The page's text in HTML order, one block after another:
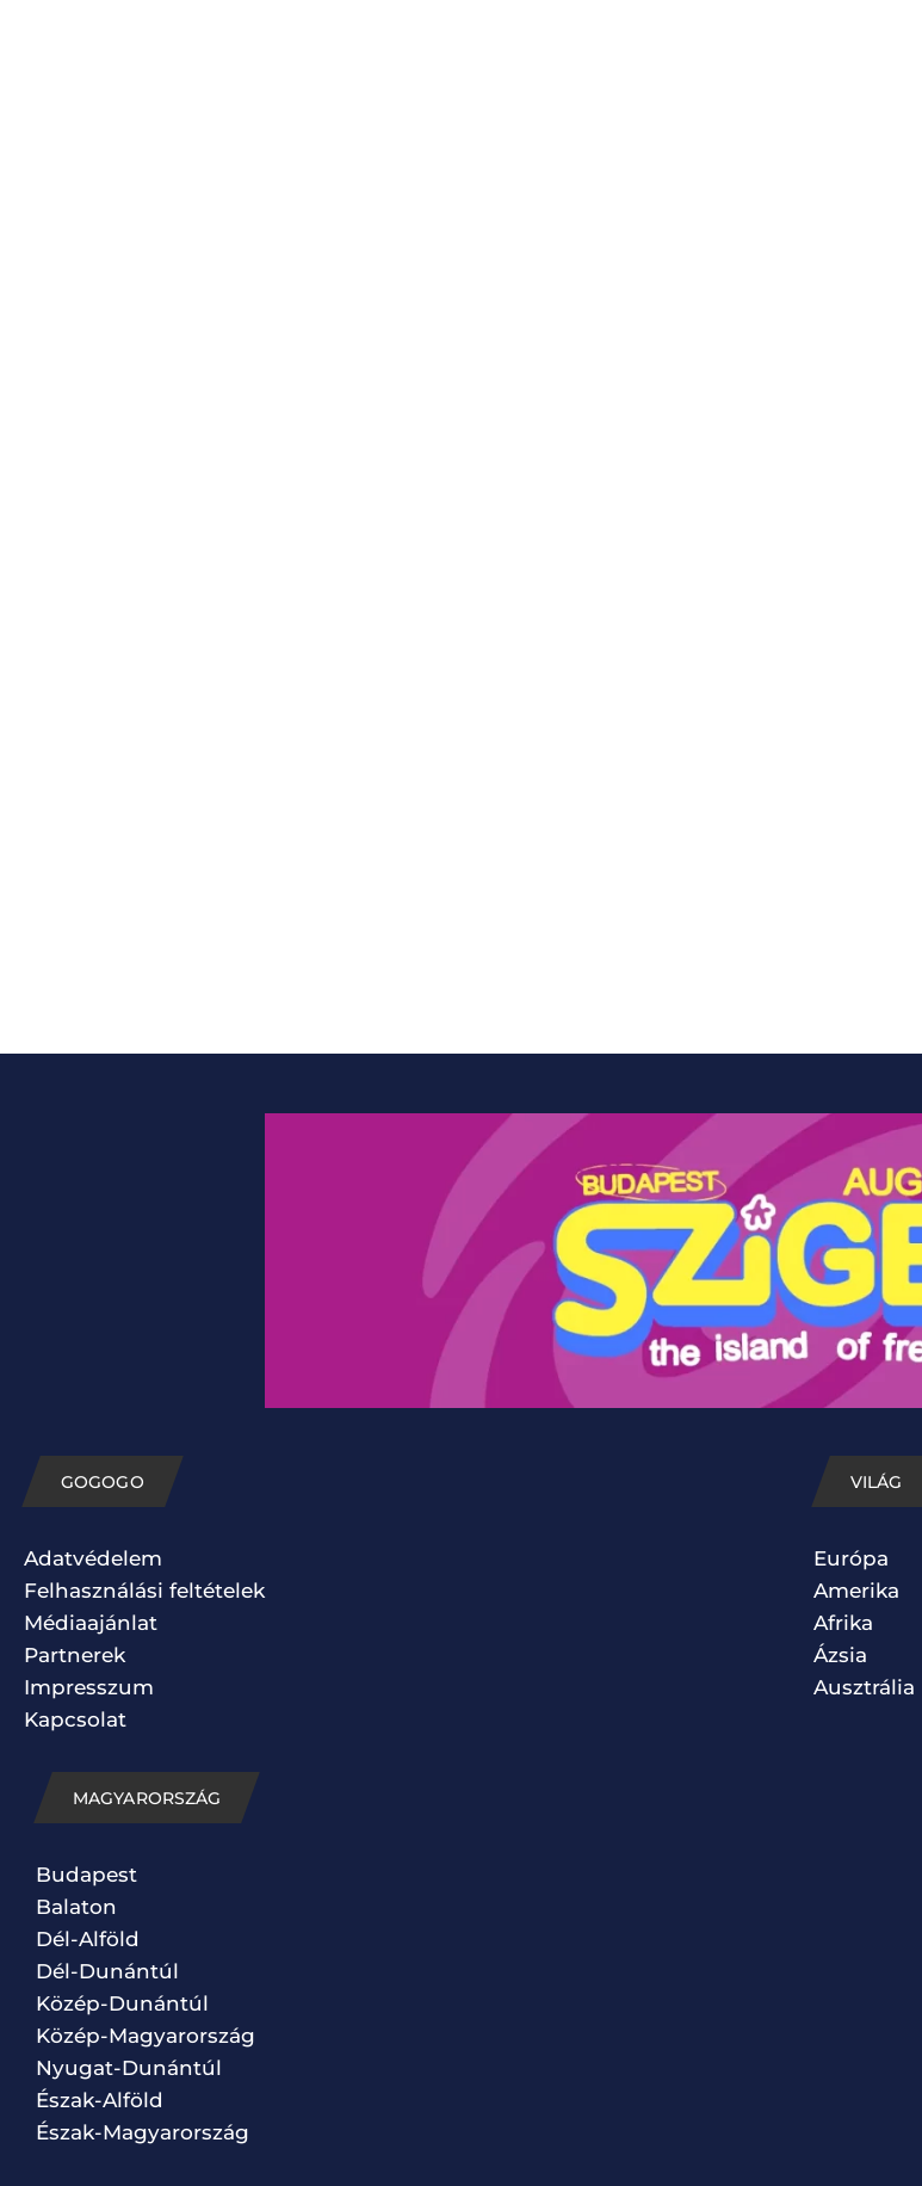
GOGOGO
Adatvédelem
Felhasználási feltételek
Médiaajánlat
Partnerek
Impresszum
Kapcsolat
MAGYARORSZÁG
Budapest
Balaton
Dél-Alföld
Dél-Dunántúl
Közép-Dunántúl
Közép-Magyarország
Nyugat-Dunántúl
Észak-Alföld
Észak-Magyarország
VILÁG
Európa
Amerika
Afrika
Ázsia
Ausztrália